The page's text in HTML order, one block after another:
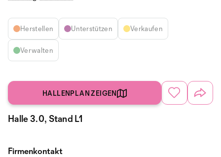
Herstellen Unterstützen Verkaufen
Verwalten
HALLENPLAN ZEIGEN
Halle 3.0, Stand L1
Firmenkontakt